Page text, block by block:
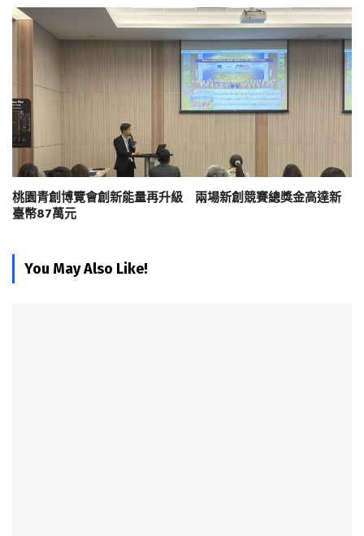
桃園青創博覽會創新能量再升級 兩場新創競賽總獎金高達新
臺幣87萬元
You May Also Like!